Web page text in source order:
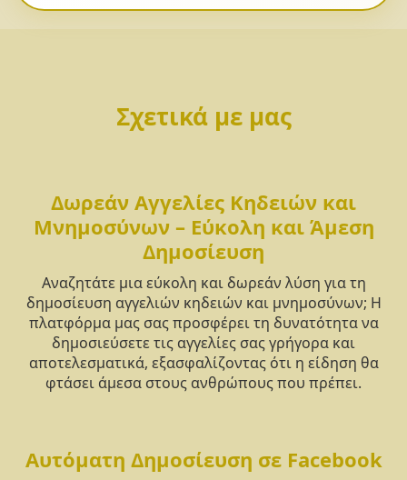
Σχετικά με μας
Δωρεάν Αγγελίες Κηδειών και
Μνημοσύνων – Εύκολη και Άμεση
Δημοσίευση
Αναζητάτε μια εύκολη και δωρεάν λύση για τη
δημοσίευση αγγελιών κηδειών και μνημοσύνων; Η
πλατφόρμα μας σας προσφέρει τη δυνατότητα να
δημοσιεύσετε τις αγγελίες σας γρήγορα και
αποτελεσματικά, εξασφαλίζοντας ότι η είδηση θα
φτάσει άμεσα στους ανθρώπους που πρέπει.
Αυτόματη Δημοσίευση σε Facebook